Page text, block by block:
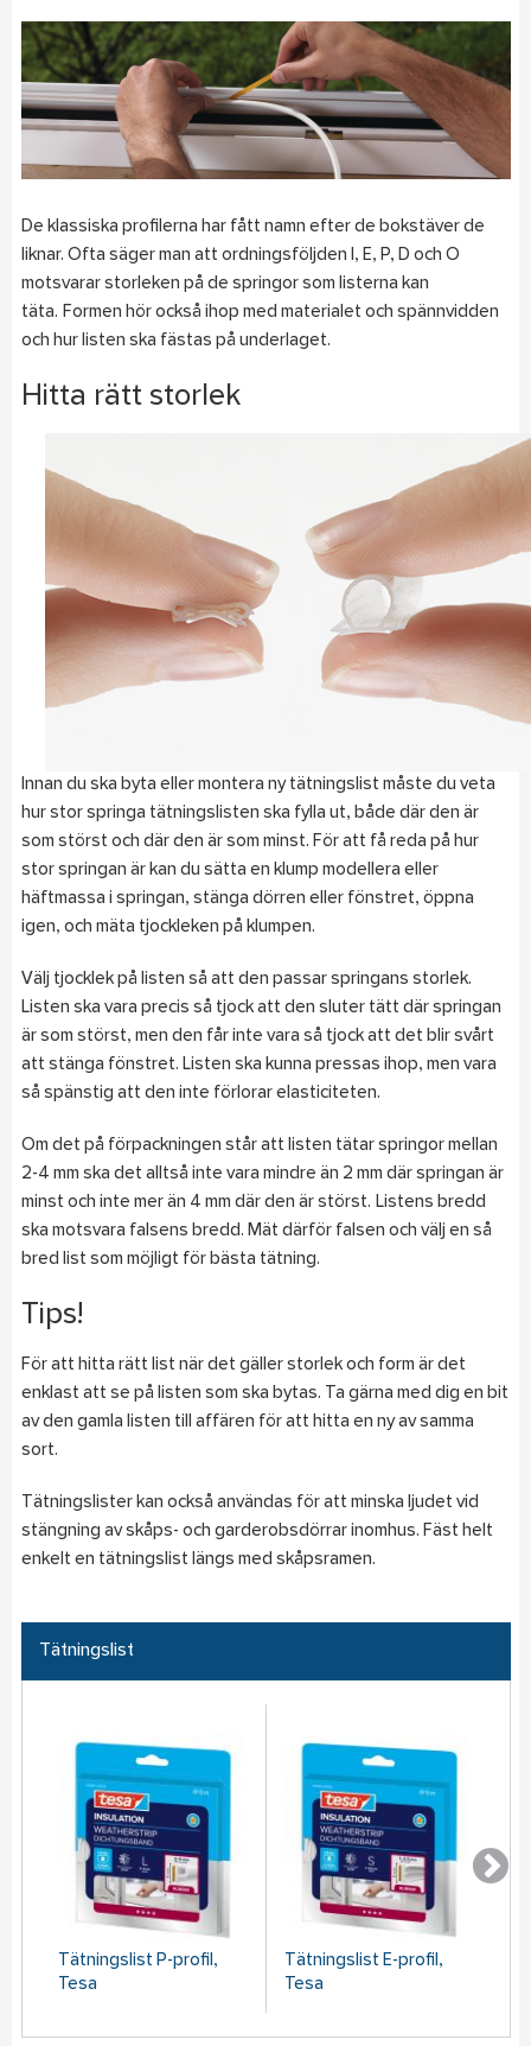
De klassiska profilerna har fått namn efter de bokstäver de
liknar. Ofta säger man att ordningsföljden I, E, P, D och O
motsvarar storleken på de springor som listerna kan
täta. Formen hör också ihop med materialet och spännvidden
och hur listen ska fästas på underlaget.
Hitta rätt storlek
Innan du ska byta eller montera ny tätningslist måste du veta
hur stor springa tätningslisten ska fylla ut, både där den är
som störst och där den är som minst. För att få reda på hur
stor springan är kan du sätta en klump modellera eller
häftmassa i springan, stänga dörren eller fönstret, öppna
igen, och mäta tjockleken på klumpen.
Välj tjocklek på listen så att den passar springans storlek.
Listen ska vara precis så tjock att den sluter tätt där springan
är som störst, men den får inte vara så tjock att det blir svårt
att stänga fönstret. Listen ska kunna pressas ihop, men vara
så spänstig att den inte förlorar elasticiteten.
Om det på förpackningen står att listen tätar springor mellan
2-4 mm ska det alltså inte vara mindre än 2 mm där springan är
minst och inte mer än 4 mm där den är störst. Listens bredd
ska motsvara falsens bredd. Mät därför falsen och välj en så
bred list som möjligt för bästa tätning.
Tips!
För att hitta rätt list när det gäller storlek och form är det
enklast att se på listen som ska bytas. Ta gärna med dig en bit
av den gamla listen till affären för att hitta en ny av samma
sort.
Tätningslister kan också användas för att minska ljudet vid
stängning av skåps- och garderobsdörrar inomhus. Fäst helt
enkelt en tätningslist längs med skåpsramen.
Tätningslist
Tätningslist P-profil,
Tesa
Tätningslist E-profil,
Tesa